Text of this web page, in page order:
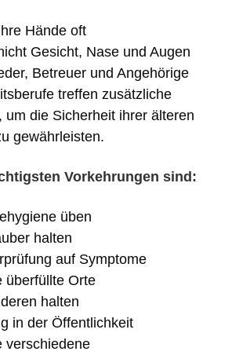
Hände oft
Gesicht, Nase und Augen
Betreuer und Angehörige
treffen zusätzliche
um die Sicherheit ihrer älteren
gewährleisten.
Vorkehrungen sind:
üben
halten
auf Symptome
überfüllte Orte
halten
in der Öffentlichkeit
verschiedene